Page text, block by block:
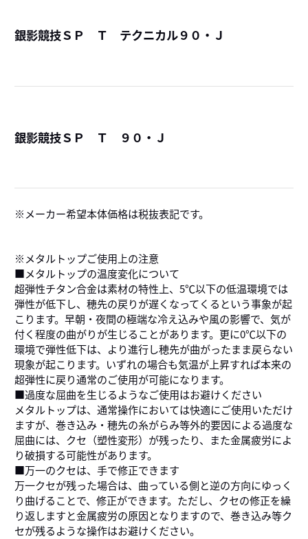
銀影競技ＳＰ Ｔ テクニカル９０・Ｊ
銀影競技ＳＰ Ｔ ９０・Ｊ
メーカー希望本体価格は税抜表記です。
※メタルトップご使用上の注意
■メタルトップの温度変化について
超弾性チタン合金は素材の特性上、5℃以下の低温環境では
弾性が低下し、穂先の戻りが遅くなってくるという事象が起
こります。早朝・夜間の極端な冷え込みや風の影響で、気が
付く程度の曲がりが生じることがあります。更に0℃以下の
環境で弾性低下は、より進行し穂先が曲がったまま戻らない
現象が起こります。いずれの場合も気温が上昇すれば本来の
超弾性に戻り通常のご使用が可能になります。
■過度な屈曲を生じるようなご使用はお避けください
メタルトップは、通常操作においては快適にご使用いただけ
ますが、巻き込み・穂先の糸がらみ等外的要因による過度な
屈曲には、クセ（塑性変形）が残ったり、また金属疲労によ
り破損する可能性があります。
■万一のクセは、手で修正できます
万一クセが残った場合は、曲っている側と逆の方向にゆっく
り曲げることで、修正ができます。ただし、クセの修正を繰
り返しますと金属疲労の原因となりますので、巻き込み等ク
セが残るような操作はお避けください。